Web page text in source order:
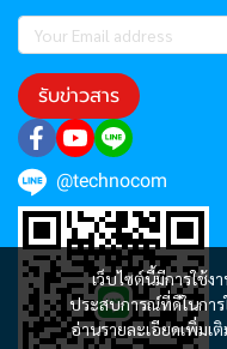
เว็บไซต์นี้มีการใช้
ประสบการณ์ที่ดีในการ
อ่านรายละเอียดเพิ่มเ
รับข่าวสาร
@technocom